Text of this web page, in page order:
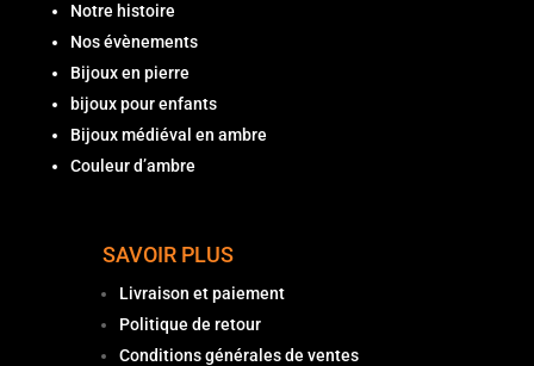
Notre histoire
Nos évènements
Bijoux en pierre
bijoux pour enfants
Bijoux médiéval en ambre
Couleur d’ambre
SAVOIR PLUS
Livraison et paiement
Politique de retour
Conditions générales de ventes